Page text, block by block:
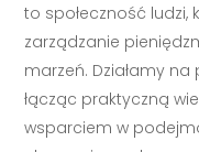
to społeczność ludzi,
zarządzanie
marzeń. Działamy
łącząc praktyczną
wsparciem w